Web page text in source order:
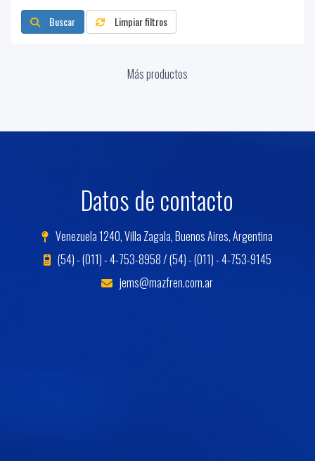
Buscar Limpiar filtros
Más productos
Datos de contacto
Venezuela 1240, Villa Zagala, Buenos Aires, Argentina
(54) - (011) - 4-753-8958 / (54) - (011) - 4-753-9145
jems@mazfren.com.ar